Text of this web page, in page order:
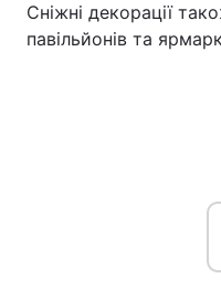
Сніжні декорації
павільйонів та